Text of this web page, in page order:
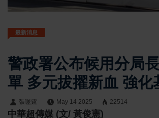
最新消息
警政署公布候用分局
單 多元拔擢新血 強化
戰力
張噬霆 May 14 2025 22514
中華超傳媒 (文/ 黃俊憲)